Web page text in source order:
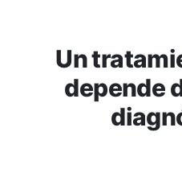
Un
depende